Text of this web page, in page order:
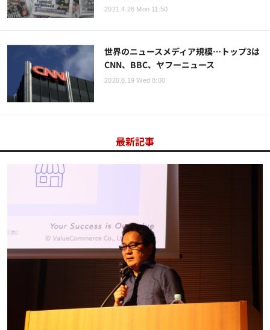
2021.4.26 Mon 11:50
世界のニュースメディア規模…トップ3は
CNN、BBC、ヤフーニュース
2020.8.19 Wed 8:00
最新記事